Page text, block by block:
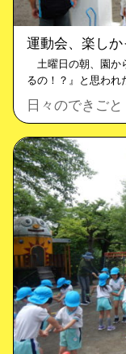
運動会、楽しか
土曜日の朝、園か
るの！？』と思われ
日々のできごと